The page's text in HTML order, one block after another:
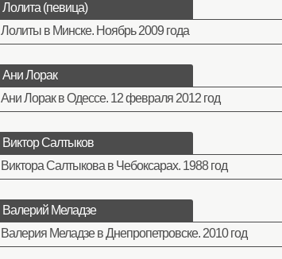
Лолита (певица)
Лолиты в Минске. Ноябрь 2009 года
Ани Лорак
Ани Лорак в Одессе. 12 февраля 2012 год
Виктор Салтыков
Виктора Салтыкова в Чебоксарах. 1988 год
Валерий Меладзе
Валерия Меладзе в Днепропетровске. 2010 год